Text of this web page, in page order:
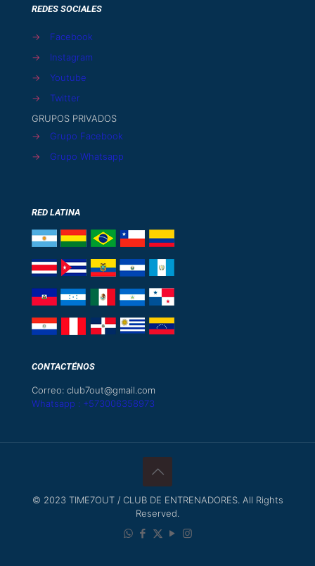
REDES SOCIALES
→
Facebook
→
Instagram
→
Youtube
→
Twitter
GRUPOS PRIVADOS
→
Grupo Facebook
→
Grupo Whatsapp
RED LATINA
CONTACTÉNOS
Correo: club7out@gmail.com
Whatsapp : +573006358973
© 2023 TIME7OUT / CLUB DE ENTRENADORES. All Rights
Reserved.